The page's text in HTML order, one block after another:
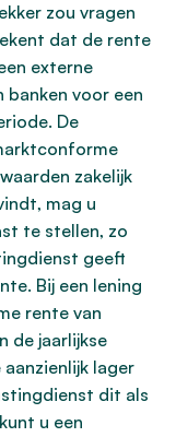
zou vragen
dat de rente
externe
banken voor een
De
zakelijk
mag u
te stellen, zo
geeft
Bij een lening
rente van
de jaarlijkse
lager
dit als
u een